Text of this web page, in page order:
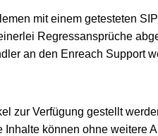
mit einem getesteten
Regressansprüche
an den Enreach Support
zur Verfügung gestellt
können ohne weitere